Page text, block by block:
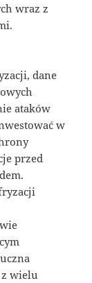
wraz z
dane
ataków
w
przed
wielu